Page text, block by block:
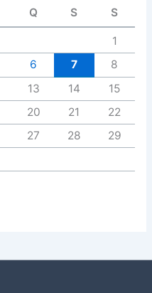
Q S S
1
6 7
8
13 14
15
20 21
22
27 28
29